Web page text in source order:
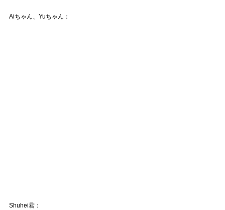
Aiちゃん、Yuちゃん：
Shuhei君：